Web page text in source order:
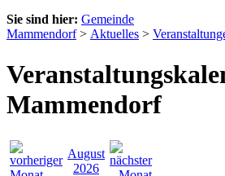
Sie sind hier: Gemeinde
Mammendorf> Aktuelles >
Mammendorf
August
2026